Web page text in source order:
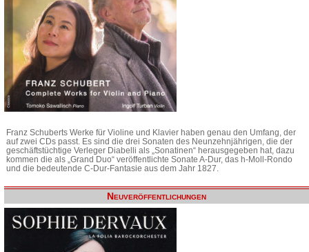
Franz Schuberts Werke für Violine und Klavier haben genau den Umfang, der
auf zwei CDs passt. Es sind die drei Sonaten des Neunzehnjährigen, die der
geschäftstüchtige Verleger Diabelli als „Sonatinen“ herausgegeben hat, dazu
kommen die als „Grand Duo“ veröffentlichte Sonate A-Dur, das h-Moll-Rondo
und die bedeutende C-Dur-Fantasie aus dem Jahr 1827.
Neuveröffentlichungen